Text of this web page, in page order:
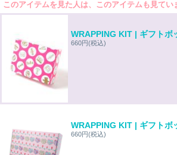
このアイテムを見た人は、このアイテムも見てい
WRAPPING KIT | ギフトボ
660円(税込)
WRAPPING KIT | ギフトボ
660円(税込)